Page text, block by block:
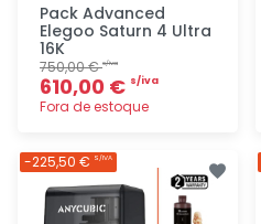
Pack Advanced
Elegoo Saturn 4 Ultra
16K
750,00 €s/iva
610,00 € s/iva
Fora de estoque
rapidamente
-225,50 € S/IVA